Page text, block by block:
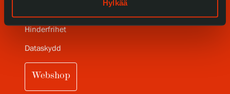
Hylkää
Hinderfrihet
Dataskydd
Webshop